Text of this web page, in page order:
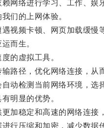
络进行学习、工作、娱
们的上网体验。
频卡顿、网页加载缓慢
而生。
的虚拟工具。
径，优化网络连接，从
检测当前网络环境，选
明显的优势。
稳定和高速的网络连接
压缩和加密，减少数据